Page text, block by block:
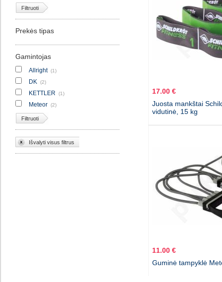
Filtruoti
Prekės tipas
Gamintojas
Allright (1)
DK (2)
KETTLER (1)
Meteor (2)
Filtruoti
Išvalyti visus filtrus
17.00 €
Juosta mankštai
vidutinė, 15 kg
11.00 €
Guminė tampyklė